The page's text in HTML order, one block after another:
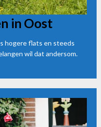
in Oost
hogere flats en steeds
wil dat andersom.